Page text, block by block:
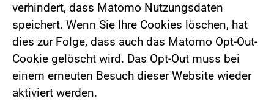
verhindert, dass Matomo Nutzungsdaten
speichert. Wenn Sie Ihre Cookies löschen, hat
dies zur Folge, dass auch das Matomo Opt-Out-
Cookie gelöscht wird. Das Opt-Out muss bei
einem erneuten Besuch dieser Website wieder
aktiviert werden.